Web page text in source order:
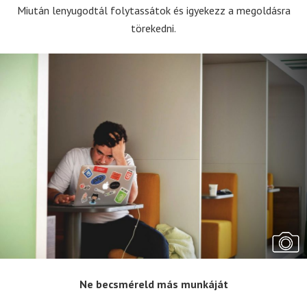
Miután lenyugodtál folytassátok és igyekezz a megoldásra
törekedni.
Ne becsméreld más munkáját